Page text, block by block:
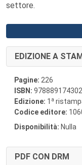
settore.
EDIZIONE A
Pagine: 226
ISBN:
Edizione: 1 a
Codice editore:
Disponibilità: Nulla
PDF CON DRM